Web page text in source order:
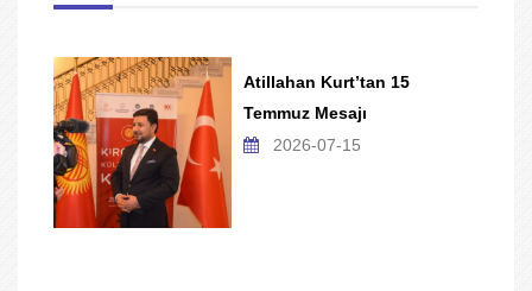
Atillahan Kurt’tan 15
Temmuz Mesajı
2026-07-15